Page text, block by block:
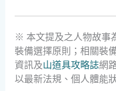
※ 本文提及之人物故事
裝備選擇原則；相關裝
資訊及山道具攻略誌網
以最新法規、個人體能